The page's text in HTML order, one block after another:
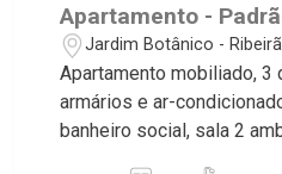
Apartamento -
Jardim Botânico -
Apartamento mobiliado,
armários e ar-
banheiro social, sala 2